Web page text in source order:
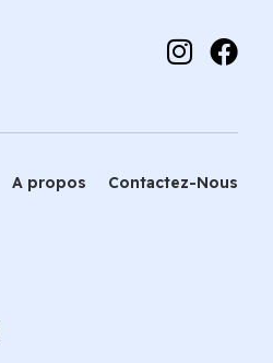
A propos Contactez-Nous